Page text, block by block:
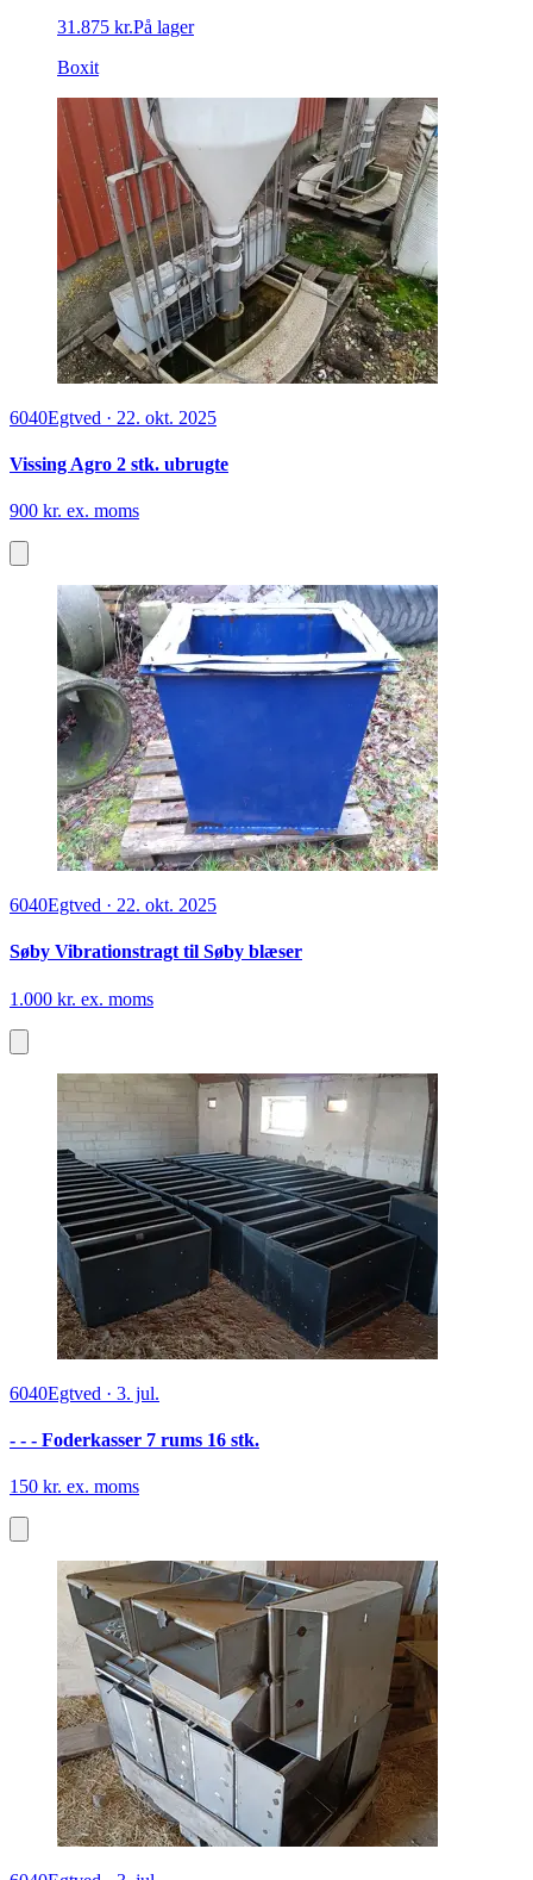
31.875 kr.På lager
Boxit
6040Egtved · 22. okt. 2025
Vissing Agro 2 stk. ubrugte
900 kr. ex. moms
6040Egtved · 22. okt. 2025
Søby Vibrationstragt til Søby blæser
1.000 kr. ex. moms
6040Egtved · 3. jul.
- - - Foderkasser 7 rums 16 stk.
150 kr. ex. moms